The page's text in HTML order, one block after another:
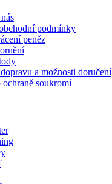
podmínky
peněz
a možnosti doručení
ochraně soukromí